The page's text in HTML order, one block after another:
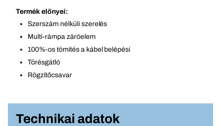
Termék előnyei:
Szerszám nélküli szerelés
Multi-rámpa záróelem
100%-os tömítés a kábel belépési
Törésgátló
Rögzítőcsavar
Technikai adatok